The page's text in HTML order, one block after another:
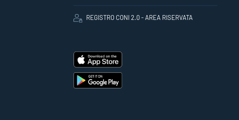
REGISTRO CONI 2.0 - AREA RISERVATA